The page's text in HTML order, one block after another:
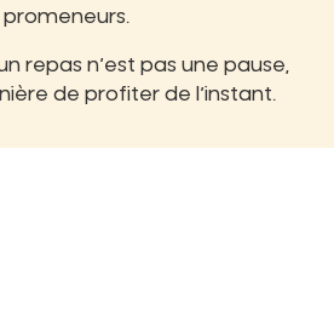
repas n’est pas une pause,
de profiter de l’instant.